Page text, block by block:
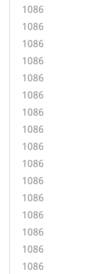
1086
1086
1086
1086
1086
1086
1086
1086
1086
1086
1086
1086
1086
1086
1086
1086